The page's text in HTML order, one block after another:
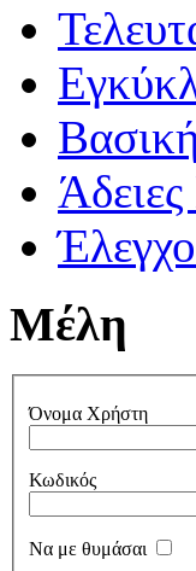
Μέλη
Όνομα Χρήστη
Κωδικός
Να με θυμάσαι